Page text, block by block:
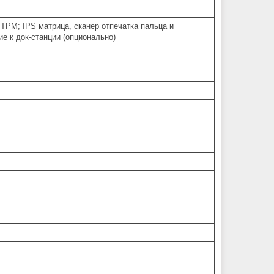
IPS матрица, сканер отпечатка пальца и
к док-станции (опционально)